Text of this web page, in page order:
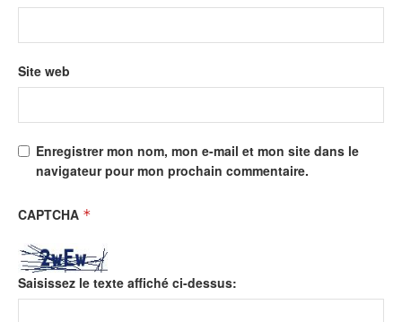
Site web
Enregistrer mon nom, mon e-mail et mon site dans le
navigateur pour mon prochain commentaire.
CAPTCHA *
Saisissez le texte affiché ci-dessus: